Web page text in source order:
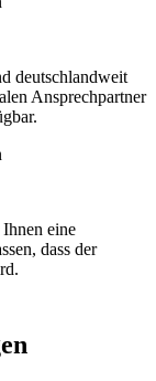
deutschlandweit
Ansprechpartner
eine
dass der